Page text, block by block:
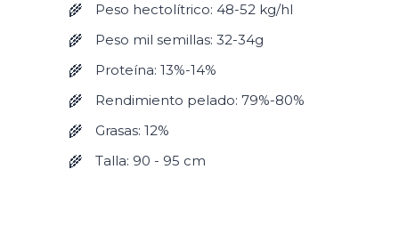
Peso hectolítrico: 48-52 kg/hl
Peso mil semillas: 32-34g
Proteína: 13%-14%
Rendimiento pelado: 79%-80%
Grasas: 12%
Talla: 90 - 95 cm